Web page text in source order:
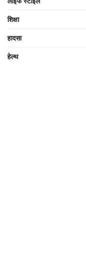
शिक्षा
हादसा
हेल्थ